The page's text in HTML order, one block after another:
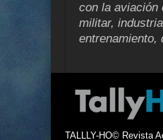
con la aviación
militar,
entrenamiento,
TALLLY-HO© Revista